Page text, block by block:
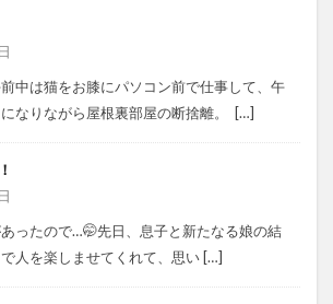
中は猫をお膝にパソコン前で仕事して、午
なりながら屋根裏部屋の断捨離。⁡ ⁡ […]
ったので…🤭⁡⁡先日、息子と新たなる娘の結
人を楽しませてくれて、思い […]